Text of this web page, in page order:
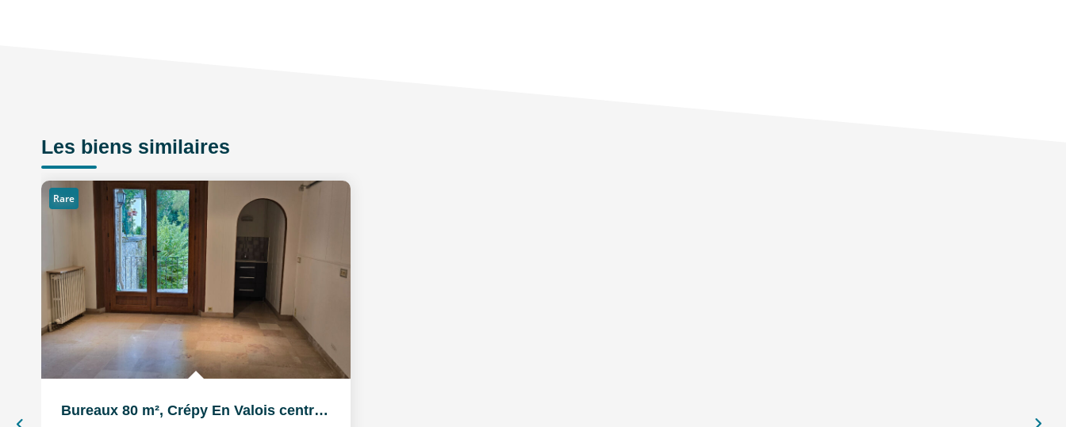
Les biens similaires
Rare
Bureaux 80 m², Crépy En Valois centre ville, proche parking